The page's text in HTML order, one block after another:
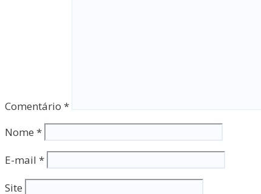
Comentário *
Nome *
E-mail *
Site